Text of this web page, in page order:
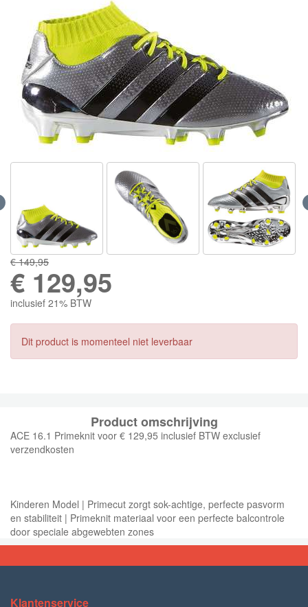
€ 149,95
€ 129,95
inclusief 21% BTW
Dit product is momenteel niet leverbaar
Product omschrijving
ACE 16.1 Primeknit voor € 129,95 inclusief BTW exclusief
verzendkosten
Kinderen Model | Primecut zorgt sok-achtige, perfecte pasvorm
en stabiliteit | Primeknit materiaal voor een perfecte balcontrole
door speciale abgewebten zones
Klantenservice